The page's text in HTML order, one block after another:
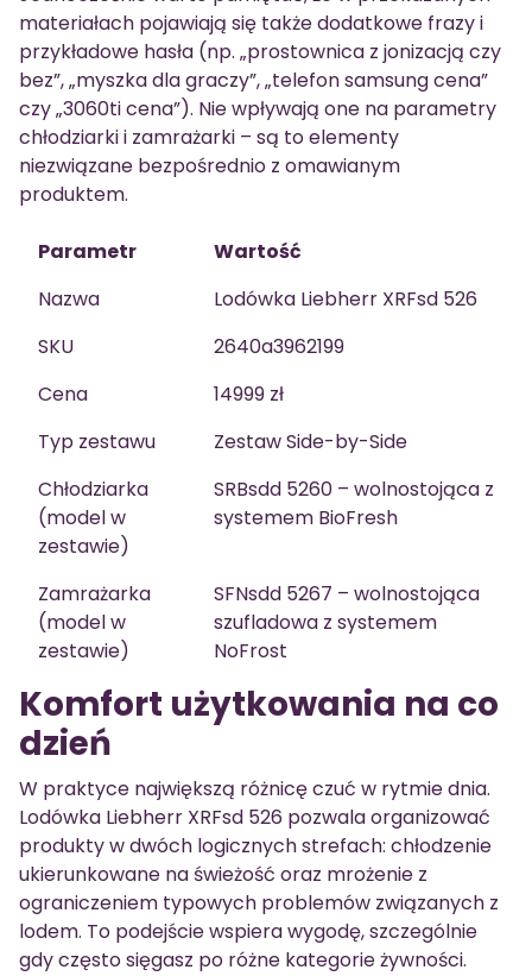
materiałach pojawiają się także dodatkowe frazy i
przykładowe hasła (np. „prostownica z jonizacją czy
bez”, „myszka dla graczy”, „telefon samsung cena”
czy „3060ti cena”). Nie wpływają one na parametry
chłodziarki i zamrażarki – są to elementy
niezwiązane bezpośrednio z omawianym
produktem.
Parametr
Wartość
Nazwa
Lodówka Liebherr XRFsd 526
SKU
2640a3962199
Cena
14999 zł
Typ zestawu
Zestaw Side-by-Side
Chłodziarka
(model w
zestawie)
SRBsdd 5260 – wolnostojąca z
systemem BioFresh
Zamrażarka
(model w
zestawie)
SFNsdd 5267 – wolnostojąca
szufladowa z systemem
NoFrost
Komfort użytkowania na co
dzień
W praktyce największą różnicę czuć w rytmie dnia.
Lodówka Liebherr XRFsd 526 pozwala organizować
produkty w dwóch logicznych strefach: chłodzenie
ukierunkowane na świeżość oraz mrożenie z
ograniczeniem typowych problemów związanych z
lodem. To podejście wspiera wygodę, szczególnie
gdy często sięgasz po różne kategorie żywności.